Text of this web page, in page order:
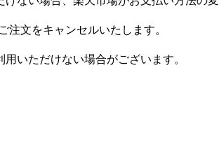
文をキャンセルいたします。
いただけない場合がございます。